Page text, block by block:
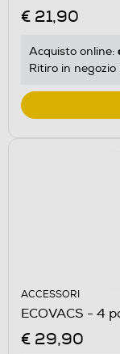
€ 21,90
Acquisto online:
Ritiro in
ACCESSORI
ECOVACS - 4
€ 29,90